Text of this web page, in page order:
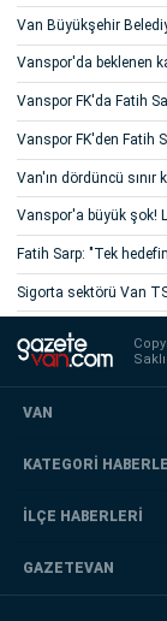
Van Büyükşehir
Vanspor'da beklenen
Vanspor FK'da Fatih
Vanspor FK'den Fatih
Van'ın dördüncü
Vanspor'a büyük şok!
Fatih Sarp: "Tek
Sigorta sektörü Van
VAN
KATEGORİ
İLÇE HABERLERİ
GAZETEVAN